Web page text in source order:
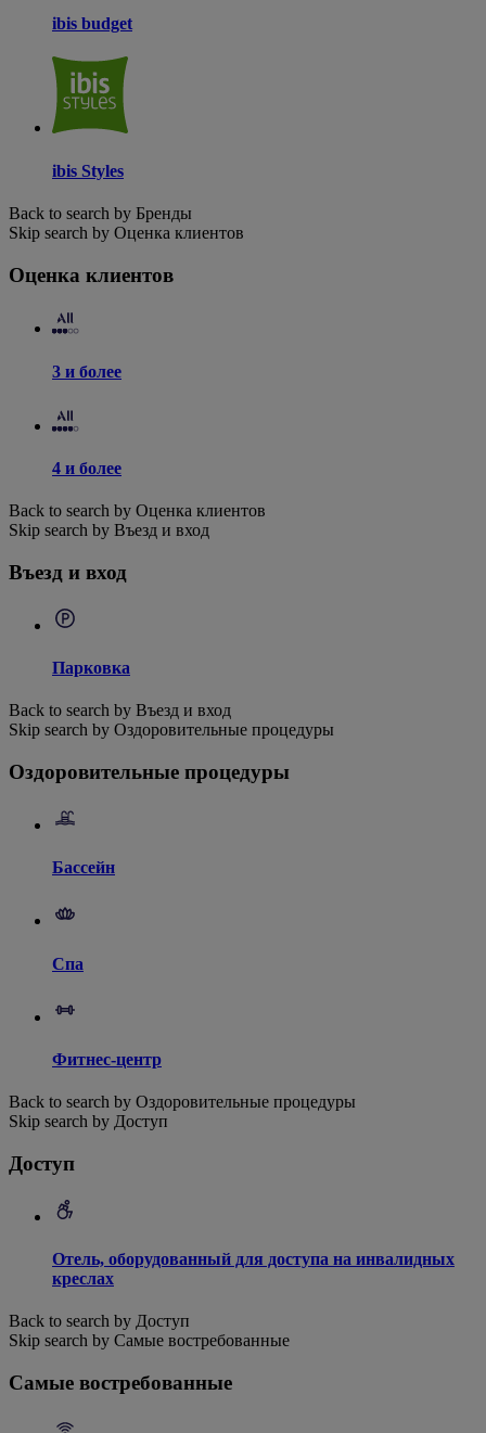
ibis budget
ibis Styles
Back to search by Бренды
Skip search by Оценка клиентов
Оценка клиентов
3 и более
4 и более
Back to search by Оценка клиентов
Skip search by Въезд и вход
Въезд и вход
Парковка
Back to search by Въезд и вход
Skip search by Оздоровительные процедуры
Оздоровительные процедуры
Бассейн
Спа
Фитнес-центр
Back to search by Оздоровительные процедуры
Skip search by Доступ
Доступ
Отель, оборудованный для доступа на инвалидных
креслах
Back to search by Доступ
Skip search by Самые востребованные
Самые востребованные